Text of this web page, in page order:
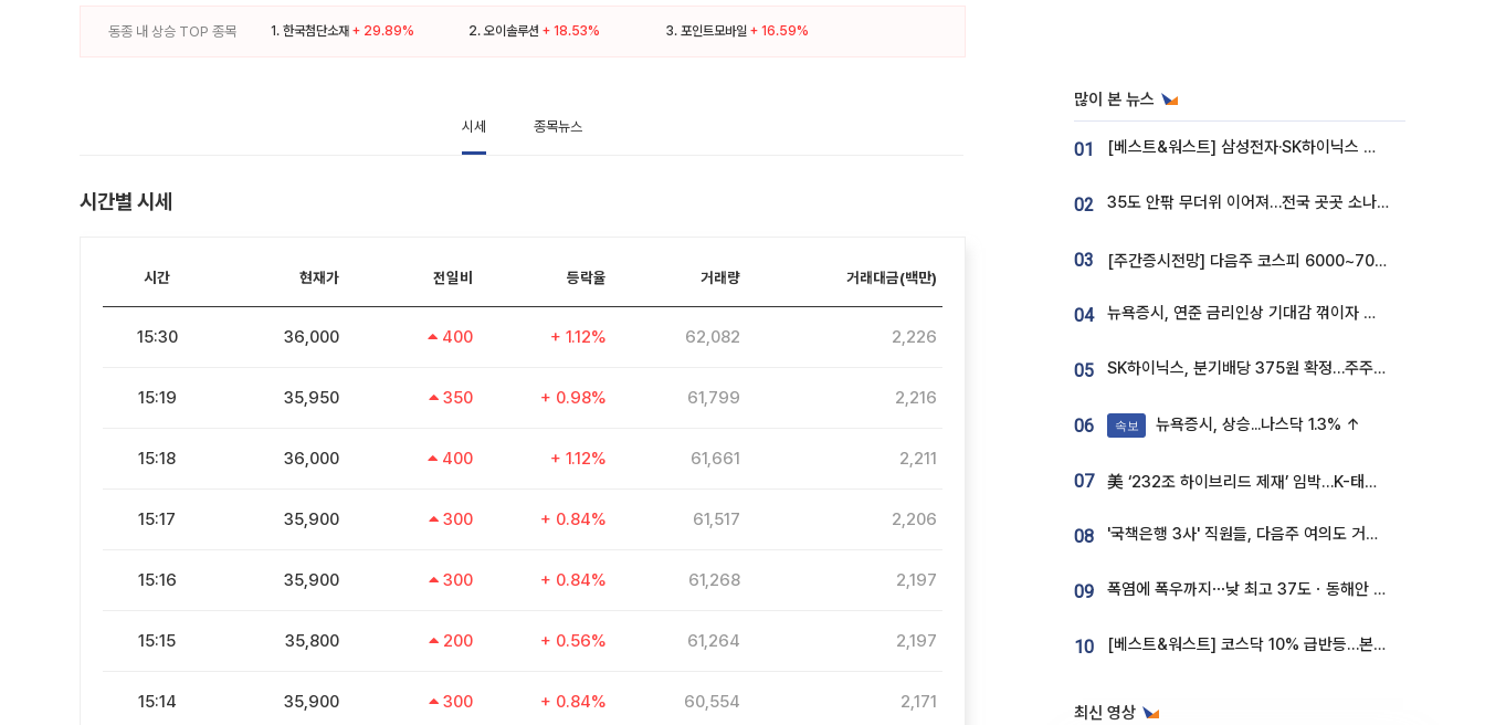
동종 내 상승 TOP 종목 1. 한국첨단소재 + 29.89% 2.오이솔루션 + 18.53% 3. 포인트모바일 + 16.59%
시세 종목뉴스
많이 본 뉴스
01 [베스트&워스트] 삼성전자·SK하이닉스 밀린 한 주…상상인증권은 85% 급등
02 35도 안팎 무더위 이어져…전국 곳곳 소나기 [오늘 날씨]
03 [주간증시전망] 다음주 코스피 6000~7000⋯“外人 수급은 정책이 변수”
04 뉴욕증시, 연준 금리인상 기대감 꺾이자 상승...S&P500 사상 최고치 [종합]
05 SK하이닉스, 분기배당 375원 확정…주주환원책 9월로 앞당겨 발표
06 속보 뉴욕증시, 상승...나스닥 1.3% ↑
07 美 ‘232조 하이브리드 제재’ 임박…K-태양광, 불확실성 털고 날개 다나
08 '국책은행 3사' 직원들, 다음주 여의도 거리 나서는 까닭은
09 폭염에 폭우까지⋯낮 최고 37도ㆍ동해안 강한 비 [날씨]
10 [베스트&워스트] 코스닥 10% 급반등…본느, 최대주주 변경 기대에 270% 폭등
최신 영상